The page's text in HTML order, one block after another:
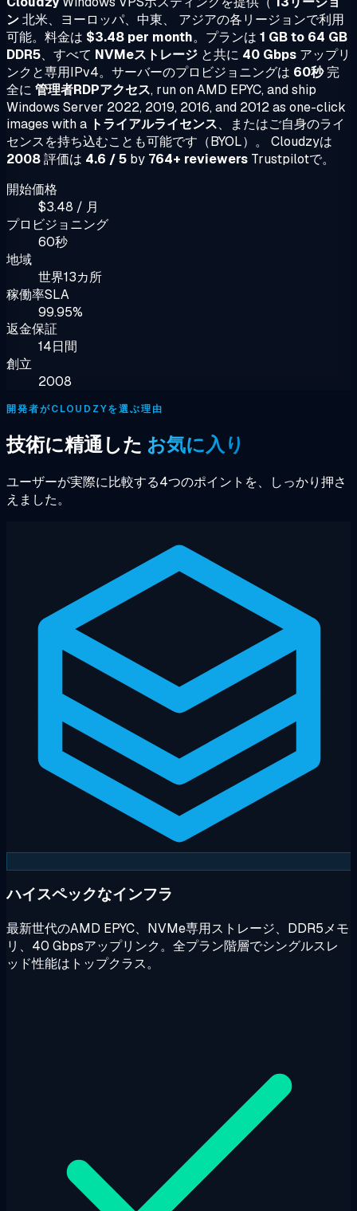
ン北米、ヨーロッパ、中東、 アジアの各リージョンで利用
可能。料金は $3.48 per month。プランは 1 GB to 64 GB
DDR5、すべて NVMeストレージ と共に 40 Gbps アップリ
ンクと専用IPv4。サーバーのプロビジョニングは 60秒完
全に 管理者RDPアクセス, run on AMD EPYC, and ship
Windows Server 2022, 2019, 2016, and 2012 as one-click
images with a トライアルライセンス、またはご自身のライ
センスを持ち込むことも可能です（BYOL）。 Cloudzyは
2008評価は 4.6 / 5 by 764+ reviewers Trustpilotで。
開始価格
$3.48 / 月
プロビジョニング
60秒
地域
世界13カ所
稼働率SLA
99.95%
返金保証
14日間
創立
2008
開発者がCLOUDZYを選ぶ理由
技術に精通した お気に入り
ユーザーが実際に比較する4つのポイントを、しっかり押さ
えました。
ハイスペックなインフラ
最新世代のAMD EPYC、NVMe専用ストレージ、DDR5メモ
リ、40 Gbpsアップリンク。全プラン階層でシングルスレ
ッド性能はトップクラス。